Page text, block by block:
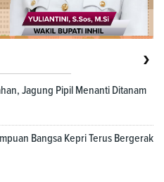
›
Jagung Pipil Menanti Ditanam
Bangsa Kepri Terus Bergerak